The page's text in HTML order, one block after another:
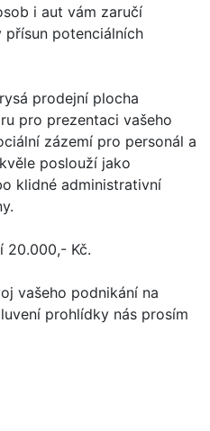
i aut vám zaručí
přísun potenciálních
prodejní plocha
pro prezentaci vašeho
zázemí pro personál a
poslouží jako
klidné administrativní
20.000,- Kč.
vašeho podnikání na
prohlídky nás prosím